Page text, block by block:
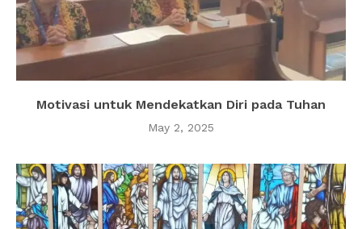
Motivasi untuk Mendekatkan Diri pada Tuhan
May 2, 2025